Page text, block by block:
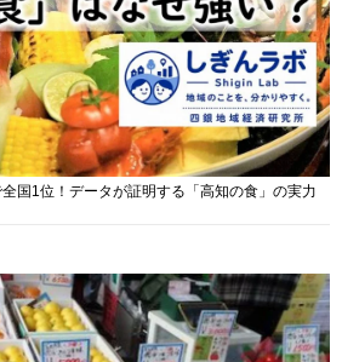
国1位！データが証明する「高知の食」の実力